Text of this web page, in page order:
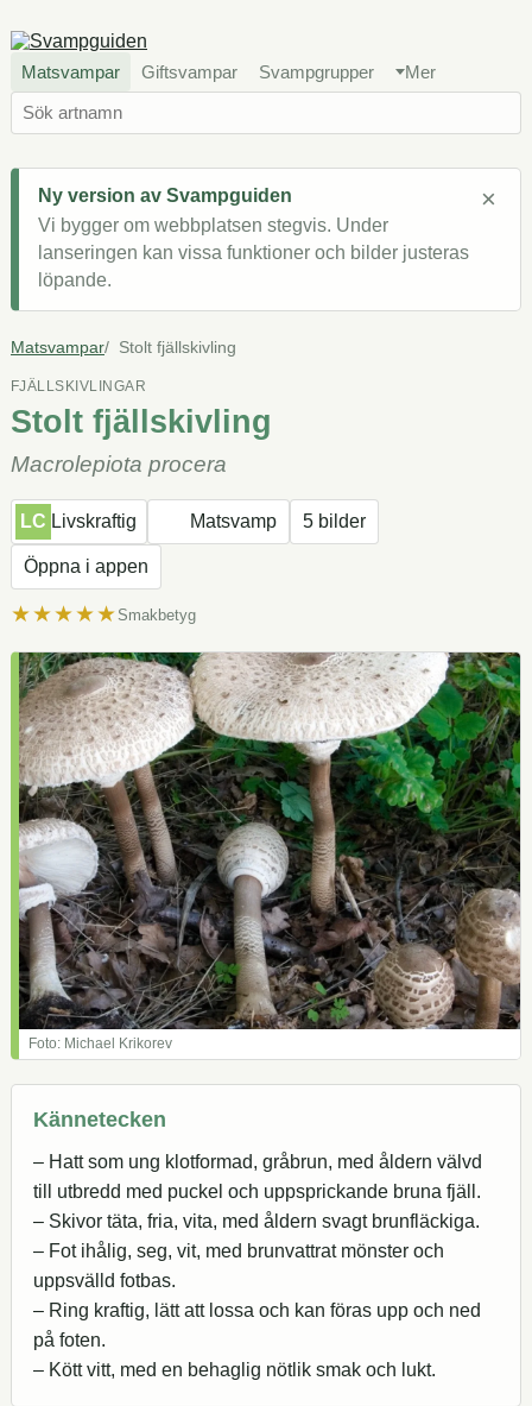
Matsvampar Giftsvampar Svampgrupper Mer
Ny version av Svampguiden
Vi bygger om webbplatsen stegvis. Under
lanseringen kan vissa funktioner och bilder justeras
löpande.
×
Matsvampar Stolt fjällskivling
FJÄLLSKIVLINGAR
Stolt fjällskivling
Macrolepiota procera
LC Livskraftig Matsvamp 5 bilder
Öppna i appen
★★★★★ Smakbetyg
Foto: Michael Krikorev
Kännetecken
– Hatt som ung klotformad, gråbrun, med åldern välvd
till utbredd med puckel och uppsprickande bruna fjäll.
– Skivor täta, fria, vita, med åldern svagt brunfläckiga.
– Fot ihålig, seg, vit, med brunvattrat mönster och
uppsvälld fotbas.
– Ring kraftig, lätt att lossa och kan föras upp och ned
på foten.
– Kött vitt, med en behaglig nötlik smak och lukt.